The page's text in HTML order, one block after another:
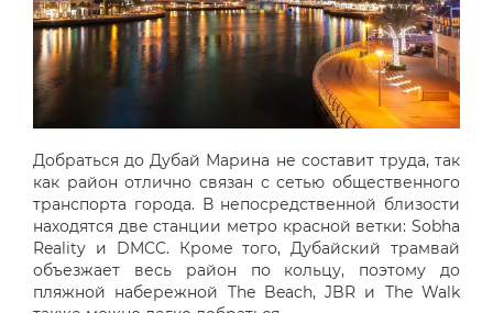
Добраться до Дубай Марина не составит труда, так
как район отлично связан с сетью общественного
транспорта города. В непосредственной близости
находятся две станции метро красной ветки: Sobha
Reality и DMCC. Кроме того, Дубайский трамвай
объезжает весь район по кольцу, поэтому до
пляжной набережной The Beach, JBR и The Walk